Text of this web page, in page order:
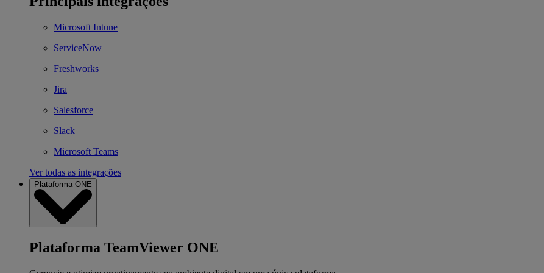
Microsoft Intune
ServiceNow
Freshworks
Jira
Salesforce
Slack
Microsoft Teams
Ver todas as integrações
Plataforma ONE
Plataforma TeamViewer ONE